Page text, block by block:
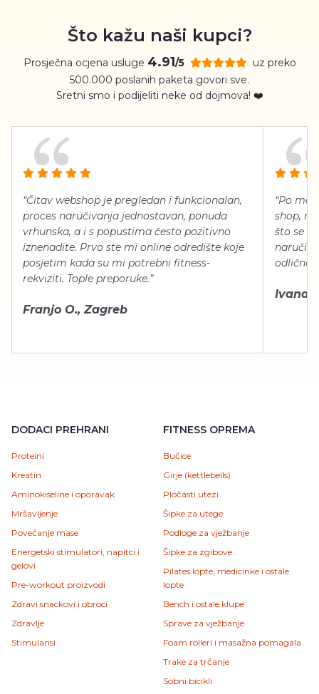
Što kažu naši kupci?
Prosječna ocjena usluge 4.91/5
uz preko
500.000 poslanih paketa govori sve.
Sretni smo i podijeliti neke od dojmova! ❤️
“Čitav webshop je pregledan i funkcionalan,
proces naručivanja jednostavan, ponuda
vrhunska, a i s popustima često pozitivno
iznenadite. Prvo ste mi online odredište koje
posjetim kada su mi potrebni fitness-
rekviziti. Tople preporuke.”
Franjo O., Zagreb
“Po
shop,
što se
naručiti,
odlično
Ivana
DODACI PREHRANI
Proteini
Kreatin
Aminokiseline i oporavak
Mršavljenje
Povećanje mase
Energetski stimulatori, napitci i
gelovi
Pre-workout proizvodi
Zdravi snackovi i obroci
Zdravlje
Stimulansi
FITNESS OPREMA
Bučice
Girje (kettlebells)
Pločasti utezi
Šipke za utege
Podloge za vježbanje
Šipke za zgibove
Pilates lopte, medicinke i ostale
lopte
Bench i ostale klupe
Sprave za vježbanje
Foam rolleri i masažna pomagala
Trake za trčanje
Sobni bicikli